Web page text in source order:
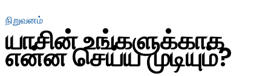
நிறுவனம்
யாசின் உங்களுக்காக
என்ன செய்ய முடியும்?